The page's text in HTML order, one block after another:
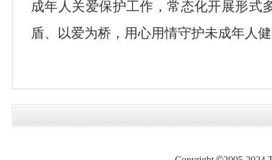
成年人关爱保护工作，常态化开展形式
盾、以爱为桥，用心用情守护未成年人